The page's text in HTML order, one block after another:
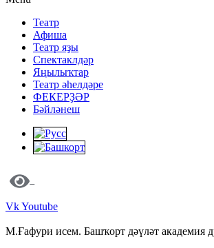
Театр
Афиша
Театр яҙы
Спектаклдәр
Яңылыҡтар
Театр әһелдәре
ФЕКЕРҘӘР
Бәйләнеш
VkYoutube
М.Ғафури исем. Башҡорт дәүләт академия